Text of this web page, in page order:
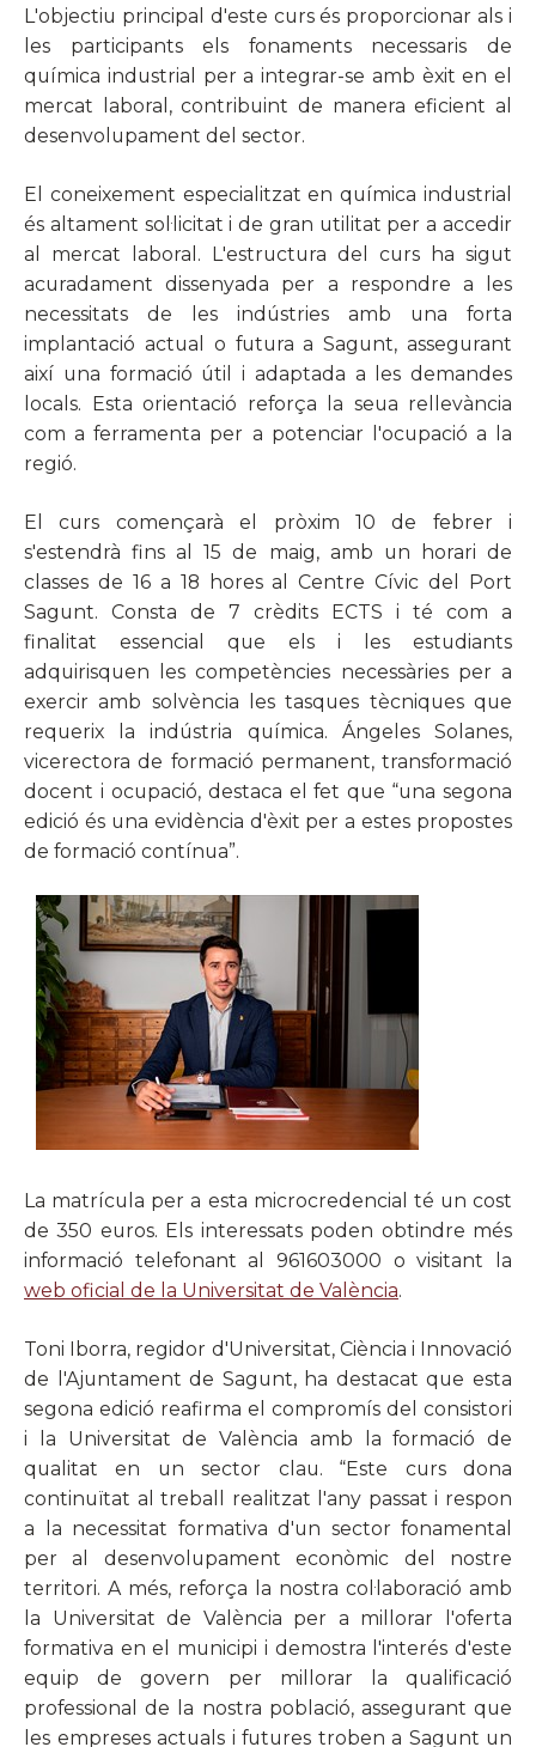
L'objectiu principal d'este curs és proporcionar als i
les participants els fonaments necessaris de
química industrial per a integrar-se amb èxit en el
mercat laboral, contribuint de manera eficient al
desenvolupament del sector.
El coneixement especialitzat en química industrial
és altament sol·licitat i de gran utilitat per a accedir
al mercat laboral. L'estructura del curs ha sigut
acuradament dissenyada per a respondre a les
necessitats de les indústries amb una forta
implantació actual o futura a Sagunt, assegurant
així una formació útil i adaptada a les demandes
locals. Esta orientació reforça la seua rellevància
com a ferramenta per a potenciar l'ocupació a la
regió.
El curs començarà el pròxim 10 de febrer i
s'estendrà fins al 15 de maig, amb un horari de
classes de 16 a 18 hores al Centre Cívic del Port
Sagunt. Consta de 7 crèdits ECTS i té com a
finalitat essencial que els i les estudiants
adquirisquen les competències necessàries per a
exercir amb solvència les tasques tècniques que
requerix la indústria química. Ángeles Solanes,
vicerectora de formació permanent, transformació
docent i ocupació, destaca el fet que “una segona
edició és una evidència d'èxit per a estes propostes
de formació contínua”.
La matrícula per a esta microcredencial té un cost
de 350 euros. Els interessats poden obtindre més
informació telefonant al 961603000 o visitant la
web oficial de la Universitat de València.
Toni Iborra, regidor d'Universitat, Ciència i Innovació
de l'Ajuntament de Sagunt, ha destacat que esta
segona edició reafirma el compromís del consistori
i la Universitat de València amb la formació de
qualitat en un sector clau. “Este curs dona
continuïtat al treball realitzat l'any passat i respon
a la necessitat formativa d'un sector fonamental
per al desenvolupament econòmic del nostre
territori. A més, reforça la nostra col·laboració amb
la Universitat de València per a millorar l'oferta
formativa en el municipi i demostra l'interés d'este
equip de govern per millorar la qualificació
professional de la nostra població, assegurant que
les empreses actuals i futures troben a Sagunt un